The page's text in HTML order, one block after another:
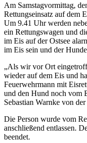
Am Samstagvormittag,
Rettungseinsatz auf dem
Um 9.41 Uhr werden
ein Rettungswagen und
im Eis auf der Ostsee
im Eis sein und der
„Als wir vor Ort
wieder auf dem Eis und
Feuerwehrmann mit
und den Hund noch vom
Sebastian Warnke von
Die Person wurde vom
anschließend entlassen.
beendet.